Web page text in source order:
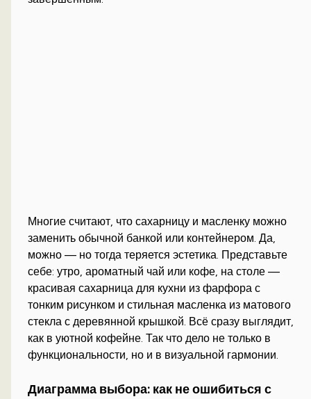
Многие считают, что сахарницу и масленку можно
заменить обычной банкой или контейнером. Да,
можно — но тогда теряется эстетика. Представьте
себе: утро, ароматный чай или кофе, на столе —
красивая сахарница для кухни из фарфора с
тонким рисунком и стильная масленка из матового
стекла с деревянной крышкой. Всё сразу выглядит,
как в уютной кофейне. Так что дело не только в
функциональности, но и в визуальной гармонии.
Диаграмма выбора: как не ошибиться с